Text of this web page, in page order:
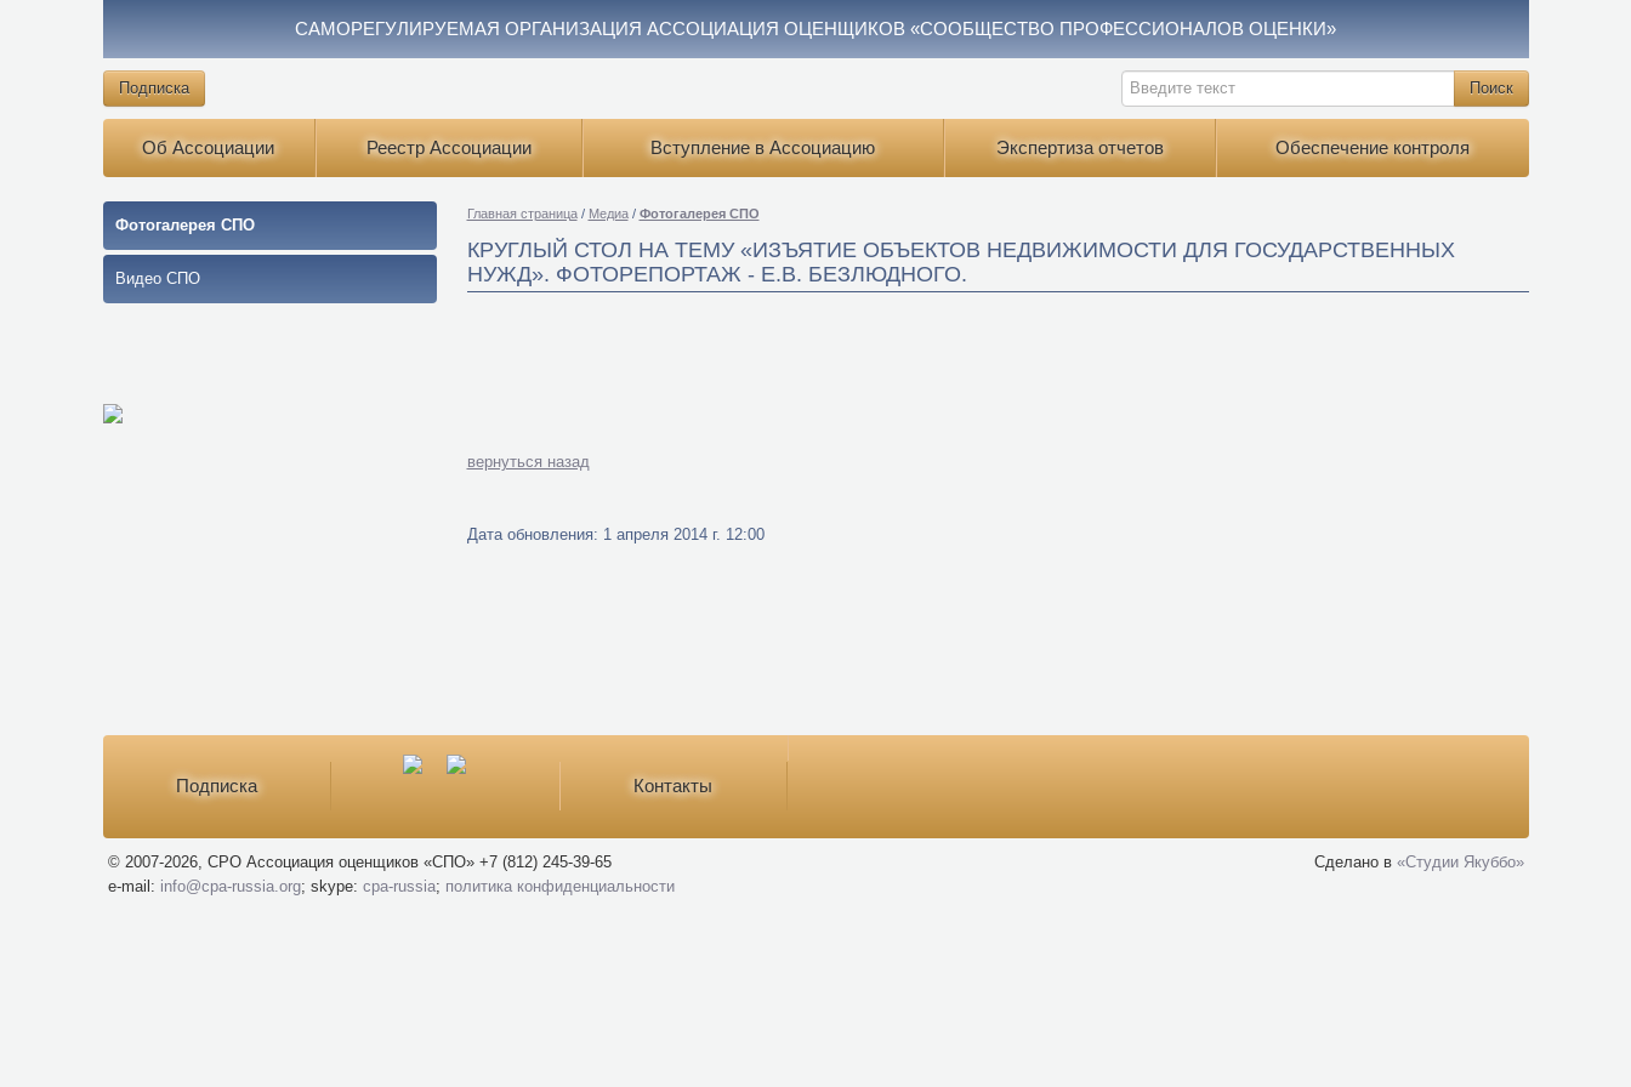
САМОРЕГУЛИРУЕМАЯ ОРГАНИЗАЦИЯ АССОЦИАЦИЯ ОЦЕНЩИКОВ «СООБЩЕСТВО ПРОФЕССИОНАЛОВ ОЦЕНКИ»
Подписка
Об Ассоциации Реестр Ассоциации Вступление в Ассоциацию Экспертиза отчетов Обеспечение контроля
Фотогалерея СПО
Видео СПО
Главная страница / Медиа / Фотогалерея СПО
КРУГЛЫЙ СТОЛ НА ТЕМУ «ИЗЪЯТИЕ ОБЪЕКТОВ НЕДВИЖИМОСТИ ДЛЯ ГОСУДАРСТВЕННЫХ
НУЖД». ФОТОРЕПОРТАЖ - Е.В. БЕЗЛЮДНОГО.
вернуться назад
Дата обновления: 1 апреля 2014 г. 12:00
Подписка Контакты
© 2007-2026, СРО Ассоциация оценщиков «СПО» +7 (812) 245-39-65
e-mail: info@cpa-russia.org; skype: cpa-russia; политика конфиденциальности
Сделано в «Cтудии Якуббо»